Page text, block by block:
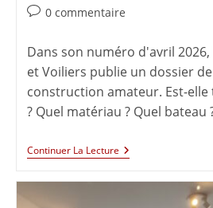
0 commentaire
Dans son numéro d'avril 2026,
et Voiliers publie un dossier
construction amateur. Est-
? Quel matériau ? Quel bateau
Continuer La Lecture